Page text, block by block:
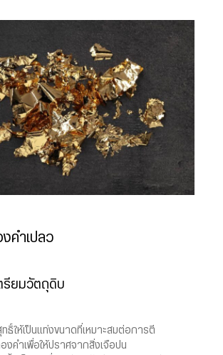
คำเปลว
รียมวัตถุดิบ
ธิ์ให้เป็นแท่งขนาดที่เหมาะสมต่อการตี
งคำเพื่อให้ปราศจากสิ่งเจือปน